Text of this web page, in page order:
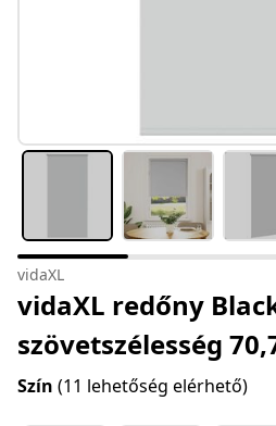
vidaXL
vidaXL redőny
szövetszélesség
Szín (11 lehetőség elérhető)